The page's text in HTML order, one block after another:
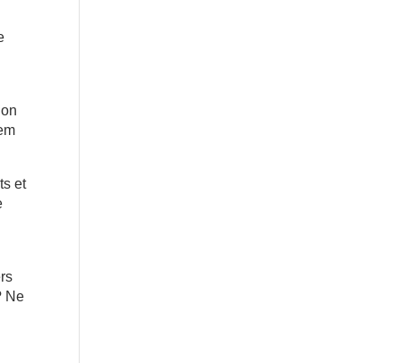
et
Ne